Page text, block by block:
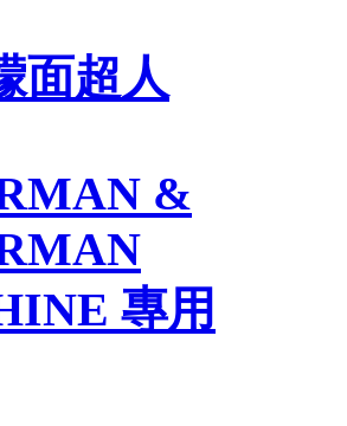
面超人
&
專用